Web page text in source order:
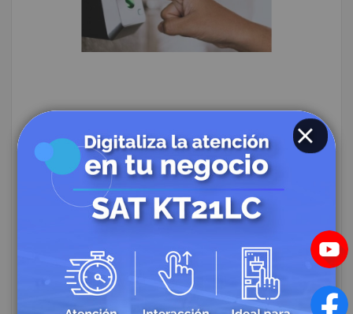
Control de acceso y asistencia
a través de Biometría
Creado: Junio 01, 2021 |
Categories: Controles de Acceso y Asistencia
Comentarios: 2 | Tags: control de acceso
Dusat Seguridad
asistencia en las empresas se ha multiplicado en los
últimos años.Eficiencia y rentabilidad son las
mayores ventajas de estos sistemas, que
además, se han venido sofisticando y adaptado
CLOSE